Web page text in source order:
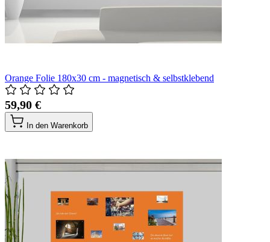
Orange Folie 180x30 cm - magnetisch & selbstklebend
59,90 €
In den Warenkorb